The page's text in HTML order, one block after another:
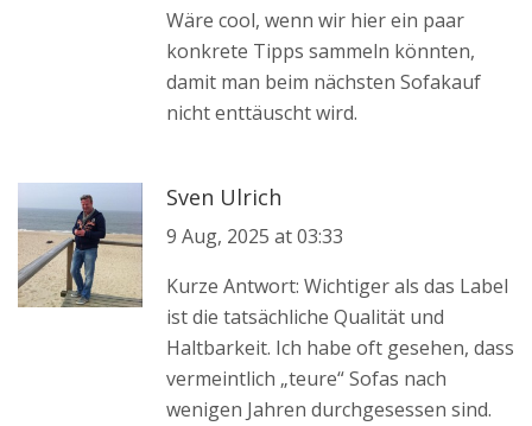
Wäre cool, wenn wir hier ein paar
konkrete Tipps sammeln könnten,
damit man beim nächsten Sofakauf
nicht enttäuscht wird.
Sven Ulrich
9 Aug, 2025 at 03:33
Kurze Antwort: Wichtiger als das Label
ist die tatsächliche Qualität und
Haltbarkeit. Ich habe oft gesehen, dass
vermeintlich „teure“ Sofas nach
wenigen Jahren durchgesessen sind.